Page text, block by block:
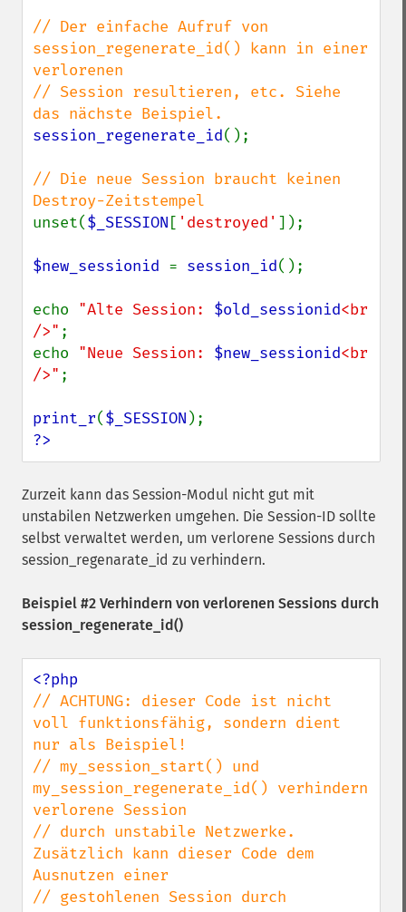
// Der einfache Aufruf von
session_regenerate_id() kann in einer
verlorenen
// Session resultieren, etc. Siehe
session_regenerate_id();
// Die neue Session braucht keinen
unset($_SESSION [ 'destroyed' ]);
$new_sessionid = session_id();
echo "Alte Session: $old_sessionid<br
/>" ;
echo "Neue Session: $new_sessionid<br
/>" ;
print_r($_SESSION
?>
Zurzeit kann das Session-Modul nicht gut mit
unstabilen Netzwerken umgehen. Die Session-ID sollte
selbst verwaltet werden, um verlorene Sessions durch
session_regenarate_id zu verhindern.
Beispiel #2 Verhindern von verlorenen Sessions durch
session_regenerate_id()
// ACHTUNG: dieser Code ist nicht
voll funktionsfähig, sondern dient
nur als Beispiel!
// my_session_start() und
my_session_regenerate_id() verhindern
verlorene Session
// durch unstabile Netzwerke.
Zusätzlich kann dieser Code dem
Ausnutzen einer
// gestohlenen Session durch